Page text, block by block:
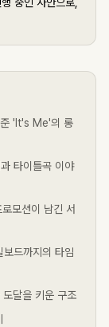
중인 사안으로,
'It's Me'의 롱
타이틀곡 이야
모션이 남긴 서
드까지의 타임
달을 키운 구조